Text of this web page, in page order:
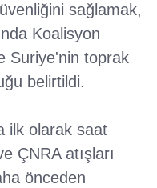
sağlamak,
Koalisyon
Suriye'nin toprak
belirtildi.
ilk olarak saat
ÇNRA atışları
önceden